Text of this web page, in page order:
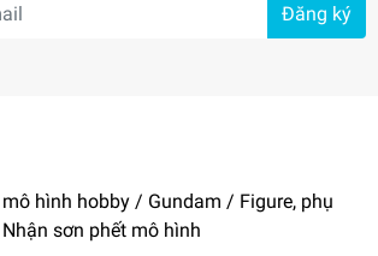
Đăng ký
hình hobby / Gundam / Figure, phụ
sơn phết mô hình